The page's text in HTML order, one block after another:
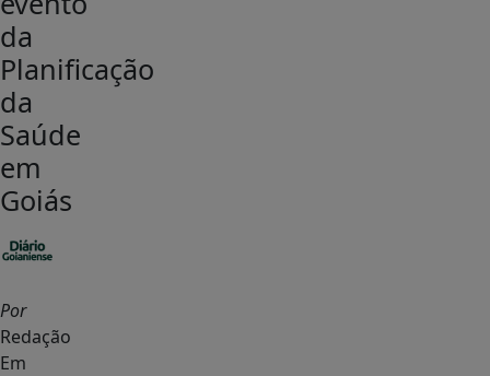
da
Planificação
da
Saúde
em
Goiás
Por
Redação
Em